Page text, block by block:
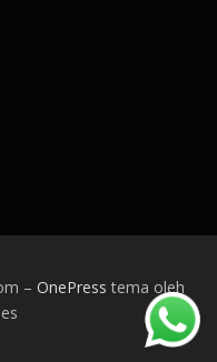
– OnePress tema oleh